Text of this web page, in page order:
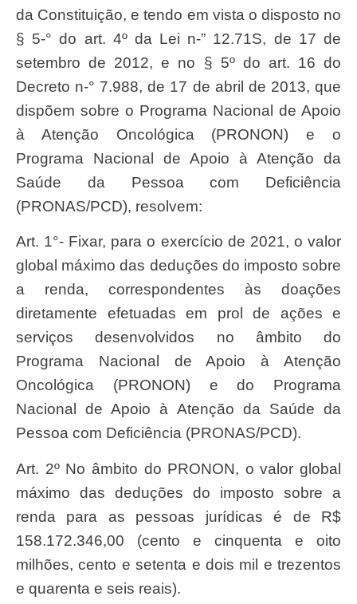
da Constituição, e tendo em vista o disposto no
§ 5-° do art. 4º da Lei n-” 12.71S, de 17 de
setembro de 2012, e no § 5º do art. 16 do
Decreto n-° 7.988, de 17 de abril de 2013, que
dispõem sobre o Programa Nacional de Apoio
à Atenção Oncológica (PRONON) e o
Programa Nacional de Apoio à Atenção da
Saúde da Pessoa com Deficiência
(PRONAS/PCD), resolvem:
Art. 1°- Fixar, para o exercício de 2021, o valor
global máximo das deduções do imposto sobre
a renda, correspondentes às doações
diretamente efetuadas em prol de ações e
serviços desenvolvidos no âmbito do
Programa Nacional de Apoio à Atenção
Oncológica (PRONON) e do Programa
Nacional de Apoio à Atenção da Saúde da
Pessoa com Deficiência (PRONAS/PCD).
Art. 2º No âmbito do PRONON, o valor global
máximo das deduções do imposto sobre a
renda para as pessoas jurídicas é de R$
158.172.346,00 (cento e cinquenta e oito
milhões, cento e setenta e dois mil e trezentos
e quarenta e seis reais).